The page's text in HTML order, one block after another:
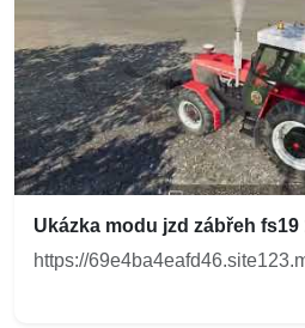
Ukázka modu jzd zábřeh fs19
https://